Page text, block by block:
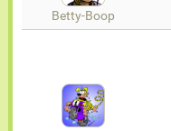
Betty-Boop